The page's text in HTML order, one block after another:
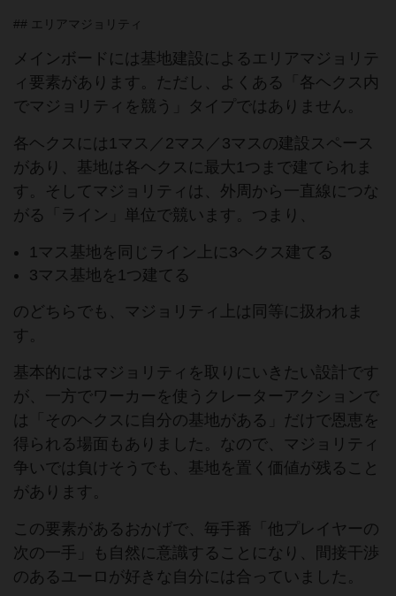
## エリアマジョリティ
メインボードには基地建設によるエリアマジョリテ
ィ要素があります。ただし、よくある「各ヘクス内
でマジョリティを競う」タイプではありません。
各ヘクスには1マス／2マス／3マスの建設スペース
があり、基地は各ヘクスに最大1つまで建てられま
す。そしてマジョリティは、外周から一直線につな
がる「ライン」単位で競います。つまり、
1マス基地を同じライン上に3ヘクス建てる
3マス基地を1つ建てる
のどちらでも、マジョリティ上は同等に扱われま
す。
基本的にはマジョリティを取りにいきたい設計です
が、一方でワーカーを使うクレーターアクションで
は「そのヘクスに自分の基地がある」だけで恩恵を
得られる場面もありました。なので、マジョリティ
争いでは負けそうでも、基地を置く価値が残ること
があります。
この要素があるおかげで、毎手番「他プレイヤーの
次の一手」も自然に意識することになり、間接干渉
のあるユーロが好きな自分には合っていました。